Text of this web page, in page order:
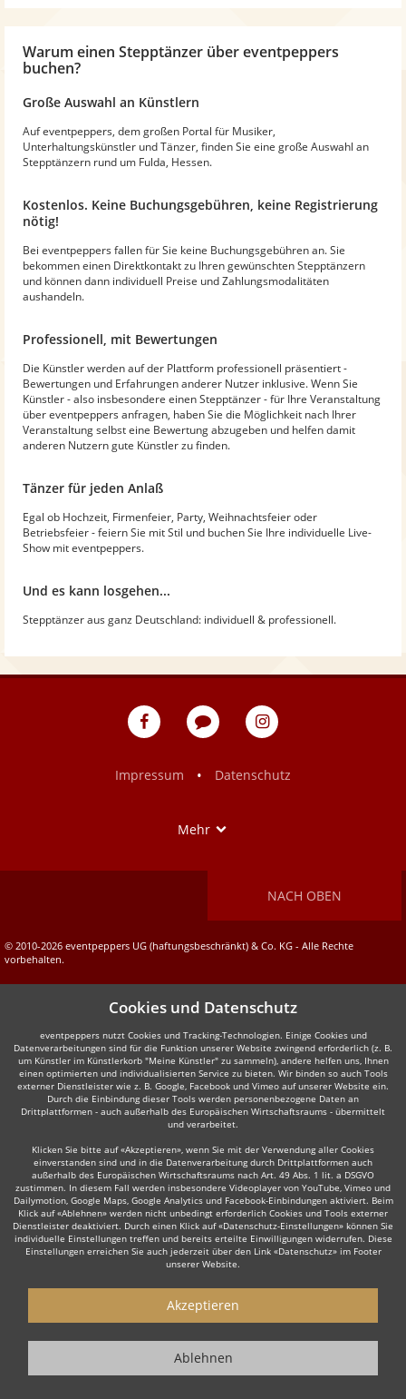
Warum einen Stepptänzer über eventpeppers
buchen?
Große Auswahl an Künstlern
Auf eventpeppers, dem großen Portal für Musiker,
Unterhaltungskünstler und Tänzer, finden Sie eine große Auswahl an
Stepptänzern rund um Fulda, Hessen.
Kostenlos. Keine Buchungsgebühren, keine Registrierung
nötig!
Bei eventpeppers fallen für Sie keine Buchungsgebühren an. Sie
bekommen einen Direktkontakt zu Ihren gewünschten Stepptänzern
und können dann individuell Preise und Zahlungsmodalitäten
aushandeln.
Professionell, mit Bewertungen
Die Künstler werden auf der Plattform professionell präsentiert -
Bewertungen und Erfahrungen anderer Nutzer inklusive. Wenn Sie
Künstler - also insbesondere einen Stepptänzer - für Ihre Veranstaltung
über eventpeppers anfragen, haben Sie die Möglichkeit nach Ihrer
Veranstaltung selbst eine Bewertung abzugeben und helfen damit
anderen Nutzern gute Künstler zu finden.
Tänzer für jeden Anlaß
Egal ob Hochzeit, Firmenfeier, Party, Weihnachtsfeier oder
Betriebsfeier - feiern Sie mit Stil und buchen Sie Ihre individuelle Live-
Show mit eventpeppers.
Und es kann losgehen...
Stepptänzer aus ganz Deutschland: individuell & professionell.
eventpeppers
Blog
eventpeppers
Impressum
• Datenschutz
Mehr
NACH OBEN
© 2010-2026 eventpeppers UG (haftungsbeschränkt) & Co. KG - Alle Rechte
vorbehalten.
Cookies und Datenschutz
eventpeppers nutzt Cookies und Tracking-Technologien. Einige Cookies und
Datenverarbeitungen sind für die Funktion unserer Website zwingend erforderlich (z. B.
um Künstler im Künstlerkorb "Meine Künstler" zu sammeln), andere helfen uns, Ihnen
einen optimierten und individualisierten Service zu bieten. Wir binden so auch Tools
externer Dienstleister wie z. B. Google, Facebook und Vimeo auf unserer Website ein.
Durch die Einbindung dieser Tools werden personenbezogene Daten an
Drittplattformen - auch außerhalb des Europäischen Wirtschaftsraums - übermittelt
und verarbeitet.
Klicken Sie bitte auf «Akzeptieren», wenn Sie mit der Verwendung aller Cookies
einverstanden sind und in die Datenverarbeitung durch Drittplattformen auch
außerhalb des Europäischen Wirtschaftsraums nach Art. 49 Abs. 1 lit. a DSGVO
zustimmen. In diesem Fall werden insbesondere Videoplayer von YouTube, Vimeo und
Dailymotion, Google Maps, Google Analytics und Facebook-Einbindungen aktiviert. Beim
Klick auf «Ablehnen» werden nicht unbedingt erforderlich Cookies und Tools externer
Dienstleister deaktiviert. Durch einen Klick auf «Datenschutz-Einstellungen» können Sie
individuelle Einstellungen treffen und bereits erteilte Einwilligungen widerrufen. Diese
Einstellungen erreichen Sie auch jederzeit über den Link «Datenschutz» im Footer
unserer Website.
Akzeptieren
Ablehnen